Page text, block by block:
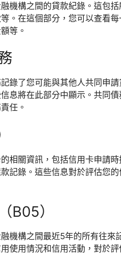
機構之間的貸款紀錄。這包括
。在這個部分，您可以查看
等。
錄了您可能與其他人共同申
息將在此部分中顯示。共同
任。
相關資訊，包括信用卡申請
記錄。這些信息對於評估您
B05）
機構之間最近5年的所有往來
使用情況和信用活動，對於